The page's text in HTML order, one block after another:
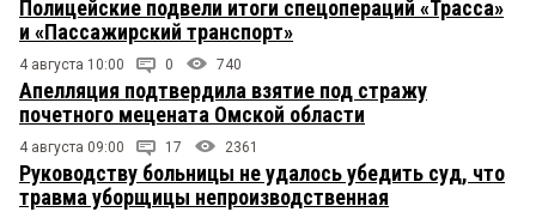
Полицейские подвели итоги спецопераций «Трасса»
и «Пассажирский транспорт»
4 августа 10:00 0 740
Апелляция подтвердила взятие под стражу
почетного мецената Омской области
4 августа 09:00 17 2361
Руководству больницы не удалось убедить суд, что
травма уборщицы непроизводственная